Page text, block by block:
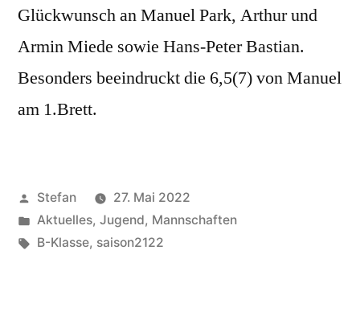
Glückwunsch an Manuel Park, Arthur und
Armin Miede sowie Hans-Peter Bastian.
Besonders beeindruckt die 6,5(7) von Manuel
am 1.Brett.
Veröffentlicht
von
Stefan
27. Mai 2022
Veröffentlicht
unter
Aktuelles, Jugend, Mannschaften
Schlagwörter:
B-Klasse, saison2122